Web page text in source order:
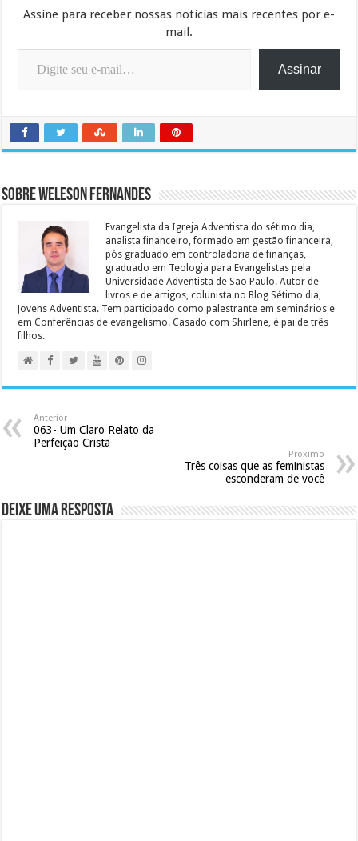
Assine para receber nossas notícias mais recentes por e-
mail.
Digite seu e-mail…
Assinar
Sobre Weleson Fernandes
Evangelista da Igreja Adventista do sétimo dia,
analista financeiro, formado em gestão financeira,
pós graduado em controladoria de finanças,
graduado em Teologia para Evangelistas pela
Universidade Adventista de São Paulo. Autor de
livros e de artigos, colunista no Blog Sétimo dia,
Jovens Adventista. Tem participado como palestrante em seminários e
em Conferências de evangelismo. Casado com Shirlene, é pai de três
filhos.
Anterior
063- Um Claro Relato da
Perfeição Cristã
Próximo
Três coisas que as feministas
esconderam de você
Deixe uma resposta